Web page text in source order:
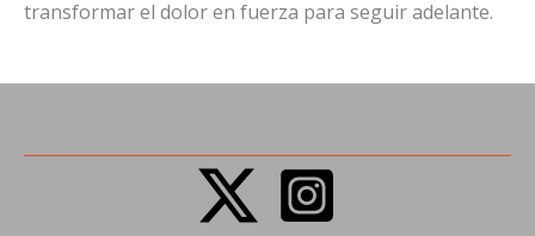
transformar el dolor en fuerza para seguir adelante.